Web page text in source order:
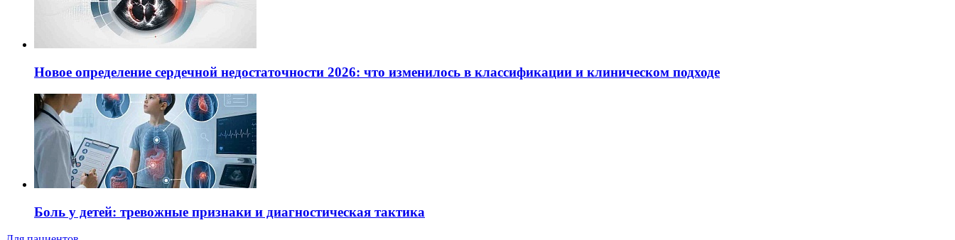
Новое определение сердечной недостаточности 2026: что изменилось в классификации и клиническом подходе
Боль у детей: тревожные признаки и диагностическая тактика